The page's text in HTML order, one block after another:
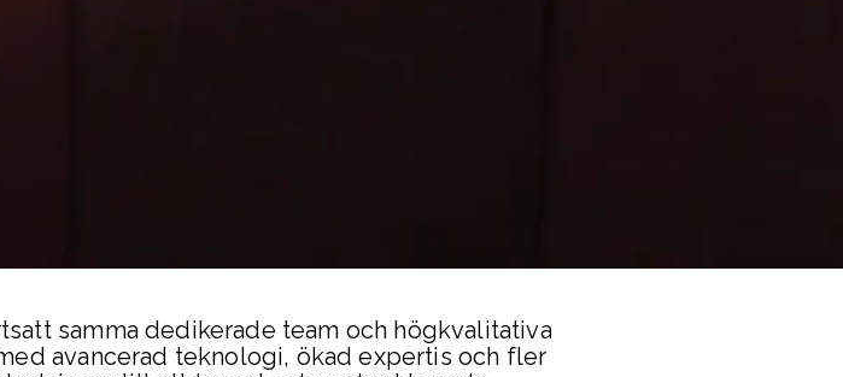
samma dedikerade team och högkvalitativa
avancerad teknologi, ökad expertis och fler